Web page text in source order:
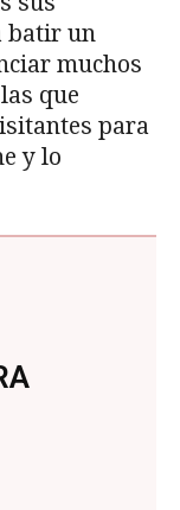
batir un
muchos
que
para
y lo